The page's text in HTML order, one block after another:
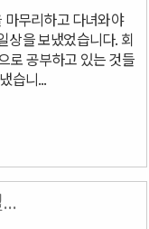
마무리하고 다녀와야
상을 보냈었습니다. 회
로 공부하고 있는 것들
습니...